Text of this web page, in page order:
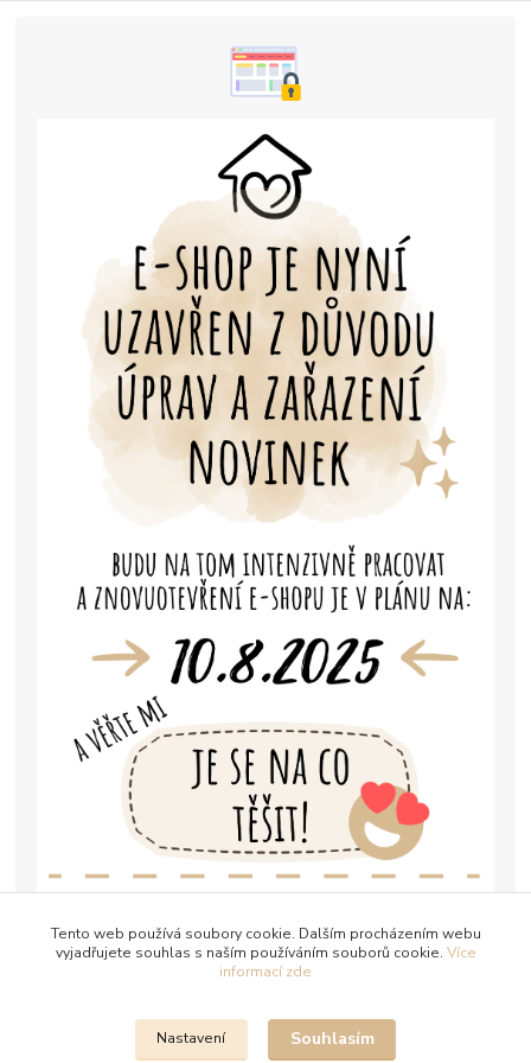
Tento web používá soubory cookie. Dalším procházením webu
vyjadřujete souhlas s naším používáním souborů cookie. Více
informací zde
Nastavení Souhlasím